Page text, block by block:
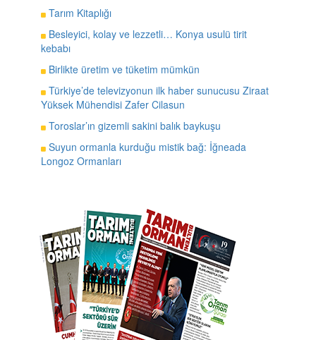
Tarım Kitaplığı
Besleyici, kolay ve lezzetli… Konya usulü tirit
kebabı
Birlikte üretim ve tüketim mümkün
Türkiye’de televizyonun ilk haber sunucusu Ziraat
Yüksek Mühendisi Zafer Cilasun
Toroslar’ın gizemli sakini balık baykuşu
Suyun ormanla kurduğu mistik bağ: İğneada
Longoz Ormanları